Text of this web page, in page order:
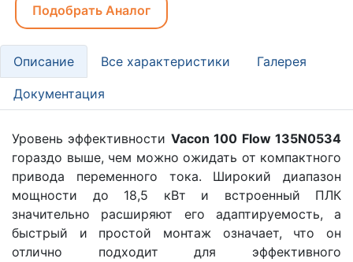
Подобрать Аналог
Описание Все характеристики Галерея
Документация
Уровень эффективности Vacon 100 Flow 135N0534
гораздо выше, чем можно ожидать от компактного
привода переменного тока. Широкий диапазон
мощности до 18,5 кВт и встроенный ПЛК
значительно расширяют его адаптируемость, а
быстрый и простой монтаж означает, что он
отлично подходит для эффективного